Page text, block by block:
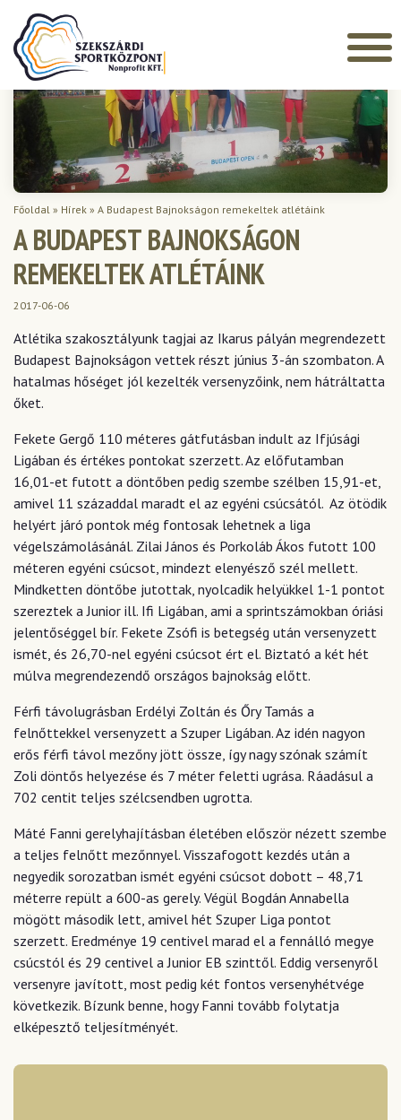
Főoldal » Hírek » A Budapest Bajnokságon remekeltek atlétáink
A BUDAPEST BAJNOKSÁGON
REMEKELTEK ATLÉTÁINK
2017-06-06
Atlétika szakosztályunk tagjai az Ikarus pályán megrendezett
Budapest Bajnokságon vettek részt június 3-án szombaton. A
hatalmas hőséget jól kezelték versenyzőink, nem hátráltatta
őket.
Fekete Gergő 110 méteres gátfutásban indult az Ifjúsági
Ligában és értékes pontokat szerzett. Az előfutamban
16,01-et futott a döntőben pedig szembe szélben 15,91-et,
amivel 11 századdal maradt el az egyéni csúcsától. Az ötödik
helyért járó pontok még fontosak lehetnek a liga
végelszámolásánál. Zilai János és Porkoláb Ákos futott 100
méteren egyéni csúcsot, mindezt elenyésző szél mellett.
Mindketten döntőbe jutottak, nyolcadik helyükkel 1-1 pontot
szereztek a Junior ill. Ifi Ligában, ami a sprintszámokban óriási
jelentőséggel bír. Fekete Zsófi is betegség után versenyzett
ismét, és 26,70-nel egyéni csúcsot ért el. Biztató a két hét
múlva megrendezendő országos bajnokság előtt.
Férfi távolugrásban Erdélyi Zoltán és Őry Tamás a
felnőttekkel versenyzett a Szuper Ligában. Az idén nagyon
erős férfi távol mezőny jött össze, így nagy szónak számít
Zoli döntős helyezése és 7 méter feletti ugrása. Ráadásul a
702 centit teljes szélcsendben ugrotta.
Máté Fanni gerelyhajításban életében először nézett szembe
a teljes felnőtt mezőnnyel. Visszafogott kezdés után a
negyedik sorozatban ismét egyéni csúcsot dobott – 48,71
méterre repült a 600-as gerely. Végül Bogdán Annabella
mögött második lett, amivel hét Szuper Liga pontot
szerzett. Eredménye 19 centivel marad el a fennálló megye
csúcstól és 29 centivel a Junior EB szinttől. Eddig versenyről
versenyre javított, most pedig két fontos versenyhétvége
következik. Bízunk benne, hogy Fanni tovább folytatja
elképesztő teljesítményét.